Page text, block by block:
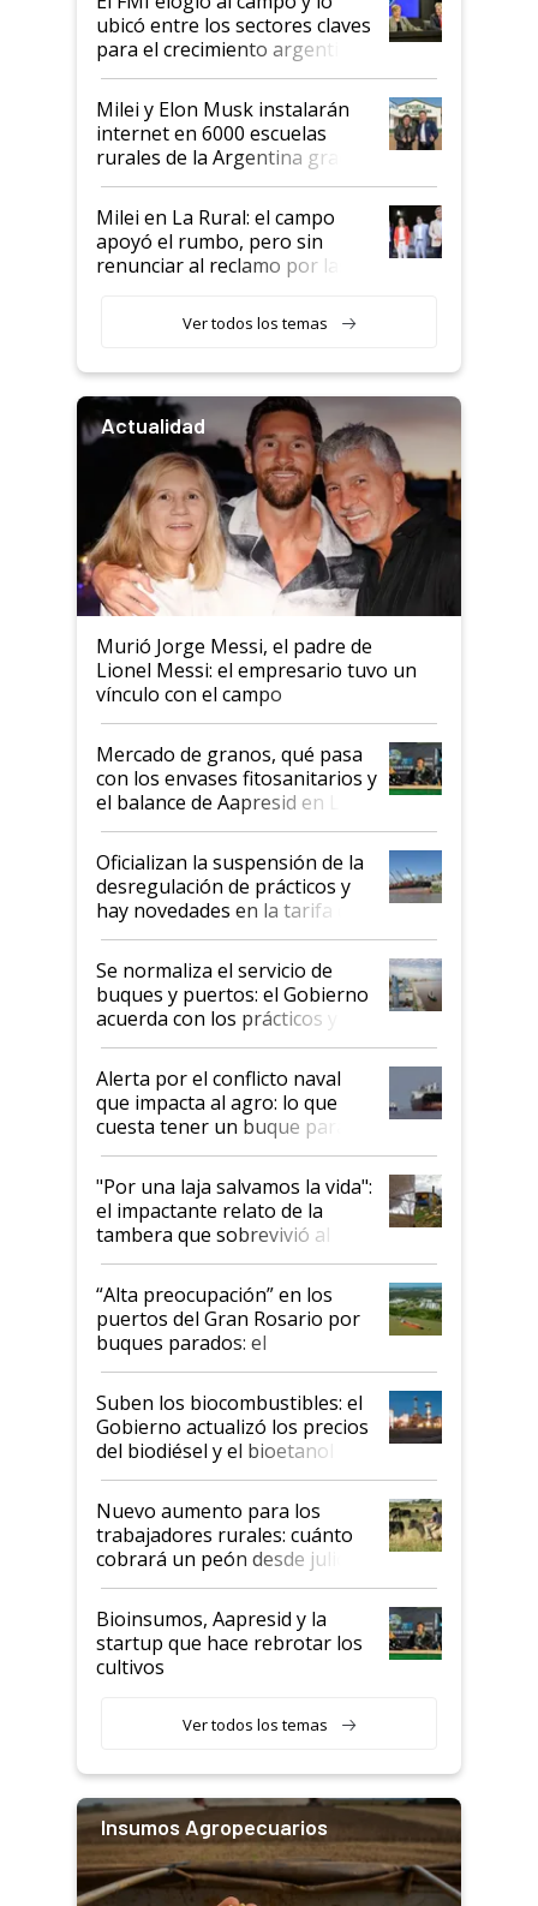
ubicó entre los sectores claves
para el crecimiento argentino
Milei y Elon Musk instalarán
internet en 6000 escuelas
rurales de la Argentina gracias
a un acuerdo con Starlink
Milei en La Rural: el campo
apoyó el rumbo, pero sin
renunciar al reclamo por las
Ver todos los temas
Actualidad
Murió Jorge Messi, el padre de
Lionel Messi: el empresario tuvo un
vínculo con el campo
Mercado de granos, qué pasa
con los envases fitosanitarios y
el balance de Aapresid en La
Posta
Oficializan la suspensión de la
desregulación de prácticos y
hay novedades en la tarifa de
la hidrovía
Se normaliza el servicio de
buques y puertos: el Gobierno
acuerda con los prácticos y
suspende el decreto de
desregulación
Alerta por el conflicto naval
que impacta al agro: lo que
cuesta tener un buque parado
y el peligro de que Argentina
pase a ser "país sucio"
"Por una laja salvamos la vida":
el impactante relato de la
tambera que sobrevivió al
tornado
“Alta preocupación” en los
puertos del Gran Rosario por
buques parados: el
funcionamiento de las
exportadoras en tensión tras
la medida de fuerza de los
prácticos
Suben los biocombustibles: el
Gobierno actualizó los precios
del biodiésel y el bioetanol
Nuevo aumento para los
trabajadores rurales: cuánto
cobrará un peón desde julio
Bioinsumos, Aapresid y la
startup que hace rebrotar los
cultivos
Ver todos los temas
Insumos Agropecuarios